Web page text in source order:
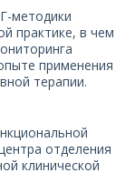
методики
практике, в чем
применения
терапии.
отделения
клинической